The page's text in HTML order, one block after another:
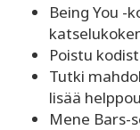
Being You -
Poistu
Tutki
lisää
Mene Bars-